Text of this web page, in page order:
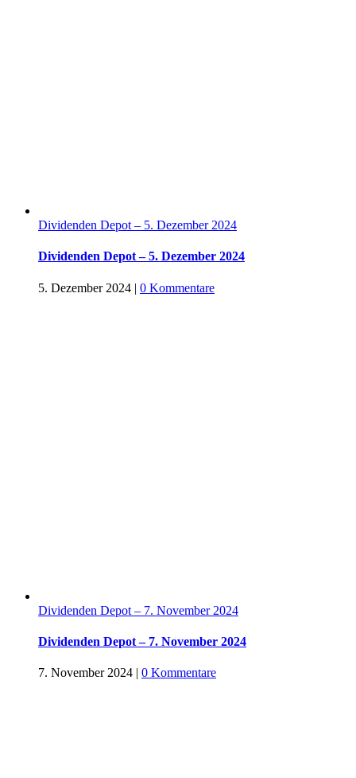
Dividenden Depot – 5. Dezember 2024
Dividenden Depot – 5. Dezember 2024
5. Dezember 2024 | 0 Kommentare
Dividenden Depot – 7. November 2024
Dividenden Depot – 7. November 2024
7. November 2024 | 0 Kommentare